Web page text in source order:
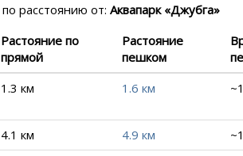
по расстоянию от: Аквапарк «Джубга»
Растояние по
прямой
Растояние
пешком
1.3 км 1.6 км
4.1 км 4.9 км